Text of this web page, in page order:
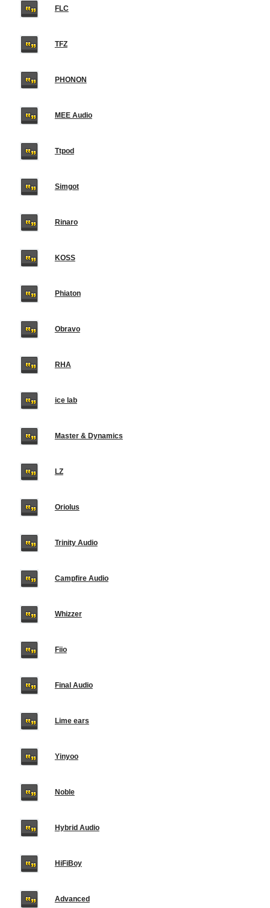
FLC
TFZ
PHONON
MEE Audio
Ttpod
Simgot
Rinaro
KOSS
Phiaton
Obravo
RHA
ice lab
Master & Dynamics
LZ
Oriolus
Trinity Audio
Campfire Audio
Whizzer
Fiio
Final Audio
Lime ears
Yinyoo
Noble
Hybrid Audio
HiFiBoy
Advanced